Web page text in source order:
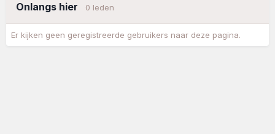
Onlangs hier 0 leden
Er kijken geen geregistreerde gebruikers naar deze pagina.